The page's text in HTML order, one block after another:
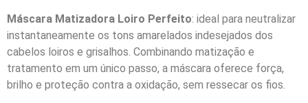
Máscara Matizadora Loiro Perfeito: ideal para neutralizar
instantaneamente os tons amarelados indesejados dos
cabelos loiros e grisalhos. Combinando matização e
tratamento em um único passo, a máscara oferece força,
brilho e proteção contra a oxidação, sem ressecar os fios.